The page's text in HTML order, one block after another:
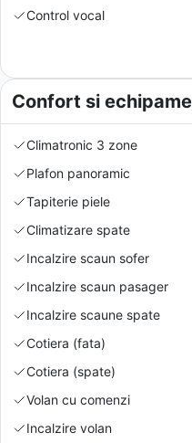
Control vocal
Confort si
Climatronic 3 zone
Plafon panoramic
Tapiterie piele
Climatizare spate
Incalzire scaun sofer
Incalzire scaun pasager
Incalzire scaune spate
Cotiera (fata)
Cotiera (spate)
Volan cu comenzi
Incalzire volan